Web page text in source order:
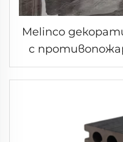
Melinco
с
дървено
хотели